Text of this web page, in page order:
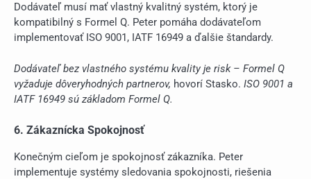
Dodávateľ musí mať vlastný kvalitný systém, ktorý je
kompatibilný s Formel Q. Peter pomáha dodávateľom
implementovať ISO 9001, IATF 16949 a ďalšie štandardy.
Dodávateľ bez vlastného systému kvality je risk – Formel Q
vyžaduje dôveryhodných partnerov, hovorí Stasko. ISO 9001 a
IATF 16949 sú základom Formel Q.
6. Zákaznícka Spokojnosť
Konečným cieľom je spokojnosť zákazníka. Peter
implementuje systémy sledovania spokojnosti, riešenia